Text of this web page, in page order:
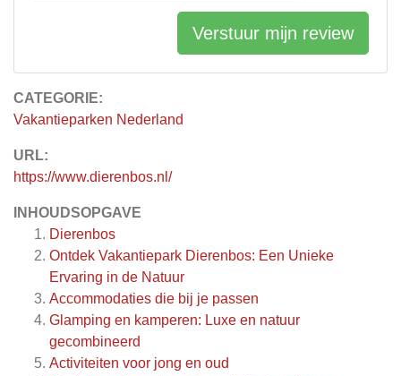
CATEGORIE:
Vakantieparken Nederland
URL:
https://www.dierenbos.nl/
INHOUDSOPGAVE
Dierenbos
Ontdek Vakantiepark Dierenbos: Een Unieke
Ervaring in de Natuur
Accommodaties die bij je passen
Glamping en kamperen: Luxe en natuur
gecombineerd
Activiteiten voor jong en oud
Verstuur mijn review